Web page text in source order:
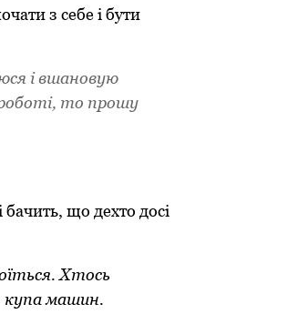
з себе і бути
і вшановую
то прошу
що дехто досі
Хтось
купа машин.